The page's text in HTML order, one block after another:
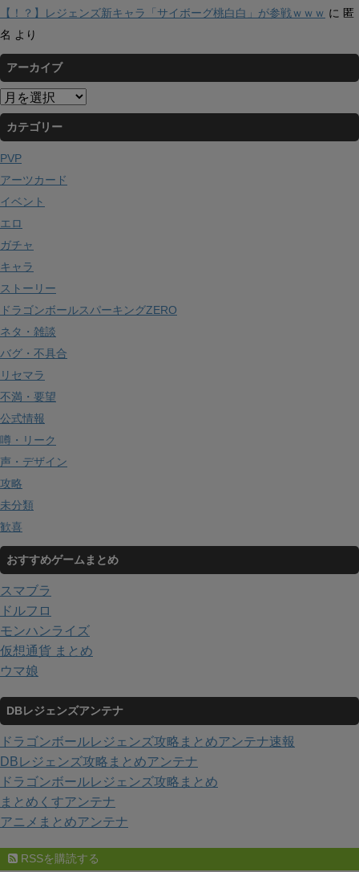
【！？】レジェンズ新キャラ「サイボーグ桃白白」が参戦ｗｗｗ に 匿
名 より
アーカイブ
ア
ー
カ
イ
ブ
カテゴリー
PVP
アーツカード
イベント
エロ
ガチャ
キャラ
ストーリー
ドラゴンボールスパーキングZERO
ネタ・雑談
バグ・不具合
リセマラ
不満・要望
公式情報
噂・リーク
声・デザイン
攻略
未分類
歓喜
おすすめゲームまとめ
スマブラ
ドルフロ
モンハンライズ
仮想通貨 まとめ
ウマ娘
DBレジェンズアンテナ
ドラゴンボールレジェンズ攻略まとめアンテナ速報
DBレジェンズ攻略まとめアンテナ
ドラゴンボールレジェンズ攻略まとめ
まとめくすアンテナ
アニメまとめアンテナ
RSSを購読する